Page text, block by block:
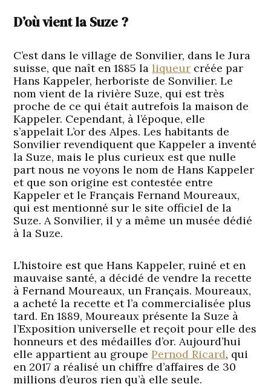
D’où vient la Suze ?
C’est dans le village de Sonvilier, dans le Jura
suisse, que naît en 1885 laliqueur créée par
Hans Kappeler, herboriste de Sonvilier. Le
nom vient de la rivière Suze, qui est très
proche de ce qui était autrefois la maison de
Kappeler. Cependant, à l’époque, elle
s’appelait L’or des Alpes. Les habitants de
Sonvilier revendiquent que Kappeler a inventé
la Suze, mais le plus curieux est que nulle
part nous ne voyons le nom de Hans Kappeler
et que son origine est contestée entre
Kappeler et le Français Fernand Moureaux,
qui est mentionné sur le site officiel de la
Suze. A Sonvilier, il y a même un musée dédié
à la Suze.
L’histoire est que Hans Kappeler, ruiné et en
mauvaise santé, a décidé de vendre la recette
à Fernand Moureaux, un Français. Moureaux,
a acheté la recette et l’a commercialisée plus
tard. En 1889, Moureaux présente la Suze à
l’Exposition universelle et reçoit pour elle des
honneurs et des médailles d’or. Aujourd’hui
elle appartient au groupePernod Ricard, qui
en 2017 a réalisé un chiffre d’affaires de 30
millions d’euros rien qu’à elle seule.